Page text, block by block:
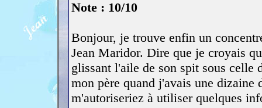
Note : 10/10
Bonjour, je trouve enfin un
Jean Maridor. Dire que je croyais
glissant l'aile de son spit sous celle
mon père quand j'avais une dizaine
m'autoriseriez à utiliser quelques